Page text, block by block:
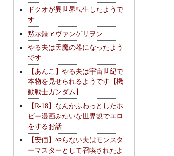
ドクオが異世界転生したようで
す
黙示録ヱヴァンゲリヲン
やる夫は天魔の器になったよう
です
【あんこ】やる夫は宇宙世紀で
本物を見せられるようです【機
動戦士ガンダム】
【R-18】なんかふわっとしたホ
ビー漫画みたいな世界観でエロ
をするお話
【安価】やらない夫はモンスタ
ーマスターとして召喚されたよ